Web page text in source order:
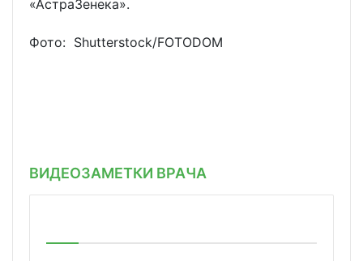
«АстраЗенека».
Фото: Shutterstoсk/FOTODOM
ВИДЕОЗАМЕТКИ ВРАЧА